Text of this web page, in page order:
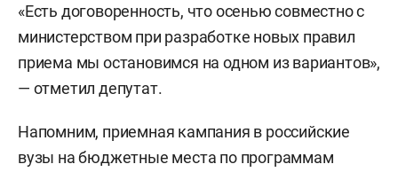
«Есть договоренность, что осенью совместно с
министерством при разработке новых правил
приема мы остановимся на одном из вариантов»,
— отметил депутат.
Напомним, приемная кампания в российские
вузы на бюджетные места по программам